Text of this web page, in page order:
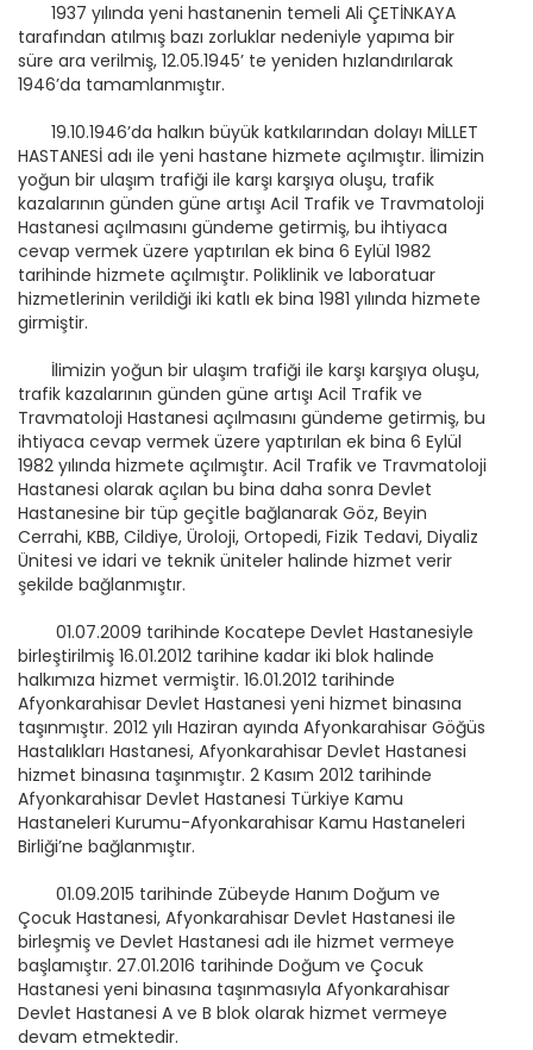
1937 yılında yeni hastanenin temeli Ali ÇETİNKAYA
tarafından atılmış bazı zorluklar nedeniyle yapıma bir
süre ara verilmiş, 12.05.1945’ te yeniden hızlandırılarak
1946’da tamamlanmıştır.
19.10.1946’da halkın büyük katkılarından dolayı MİLLET
HASTANESİ adı ile yeni hastane hizmete açılmıştır. İlimizin
yoğun bir ulaşım trafiği ile karşı karşıya oluşu, trafik
kazalarının günden güne artışı Acil Trafik ve Travmatoloji
Hastanesi açılmasını gündeme getirmiş, bu ihtiyaca
cevap vermek üzere yaptırılan ek bina 6 Eylül 1982
tarihinde hizmete açılmıştır. Poliklinik ve laboratuar
hizmetlerinin verildiği iki katlı ek bina 1981 yılında hizmete
girmiştir.
İlimizin yoğun bir ulaşım trafiği ile karşı karşıya oluşu,
trafik kazalarının günden güne artışı Acil Trafik ve
Travmatoloji Hastanesi açılmasını gündeme getirmiş, bu
ihtiyaca cevap vermek üzere yaptırılan ek bina 6 Eylül
1982 yılında hizmete açılmıştır. Acil Trafik ve Travmatoloji
Hastanesi olarak açılan bu bina daha sonra Devlet
Hastanesine bir tüp geçitle bağlanarak Göz, Beyin
Cerrahi, KBB, Cildiye, Üroloji, Ortopedi, Fizik Tedavi, Diyaliz
Ünitesi ve idari ve teknik üniteler halinde hizmet verir
şekilde bağlanmıştır.
01.07.2009 tarihinde Kocatepe Devlet Hastanesiyle
birleştirilmiş 16.01.2012 tarihine kadar iki blok halinde
halkımıza hizmet vermiştir. 16.01.2012 tarihinde
Afyonkarahisar Devlet Hastanesi yeni hizmet binasına
taşınmıştır. 2012 yılı Haziran ayında Afyonkarahisar Göğüs
Hastalıkları Hastanesi, Afyonkarahisar Devlet Hastanesi
hizmet binasına taşınmıştır. 2 Kasım 2012 tarihinde
Afyonkarahisar Devlet Hastanesi Türkiye Kamu
Hastaneleri Kurumu-Afyonkarahisar Kamu Hastaneleri
Birliği’ne bağlanmıştır.
01.09.2015 tarihinde Zübeyde Hanım Doğum ve
Çocuk Hastanesi, Afyonkarahisar Devlet Hastanesi ile
birleşmiş ve Devlet Hastanesi adı ile hizmet vermeye
başlamıştır. 27.01.2016 tarihinde Doğum ve Çocuk
Hastanesi yeni binasına taşınmasıyla Afyonkarahisar
Devlet Hastanesi A ve B blok olarak hizmet vermeye
devam etmektedir.